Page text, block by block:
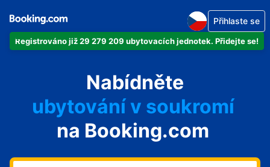
Registrováno již 29 279 209 ubytovacích jednotek. Přidejte se!
Přihlaste se
Nabídněte
svůj byt
svůj hotel
ubytování v soukromí
svůj penzion
svou chatu
na Booking.com